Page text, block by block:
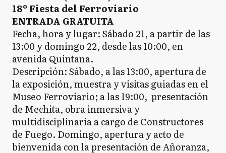
18º Fiesta del Ferroviario
ENTRADA GRATUITA
Fecha, hora y lugar: Sábado 21, a partir de las
13:00 y domingo 22, desde las 10:00, en
avenida Quintana.
Descripción: Sábado, a las 13:00, apertura de
la exposición, muestra y visitas guiadas en el
Museo Ferroviario; a las 19:00, presentación
de Mechita, obra inmersiva y
multidisciplinaria a cargo de Constructores
de Fuego. Domingo, apertura y acto de
bienvenida con la presentación de Añoranza,